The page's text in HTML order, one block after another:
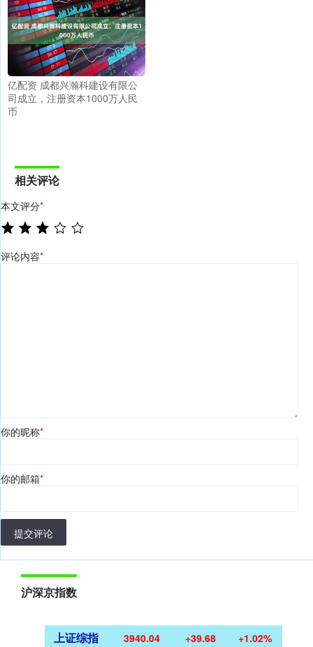
亿配资 成都兴瀚科建设有限公
司成立，注册资本1000万人民
币
相关评论
本文评分*
评论内容*
你的昵称*
你的邮箱*
提交评论
沪深京指数
上证综指 3940.04 +39.68 +1.02%